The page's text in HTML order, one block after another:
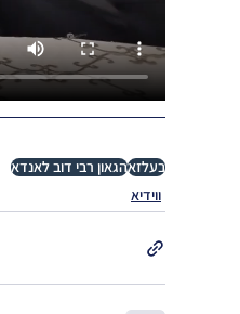
בעלזאהגאון רבי דוב לאנדא
ווידיא